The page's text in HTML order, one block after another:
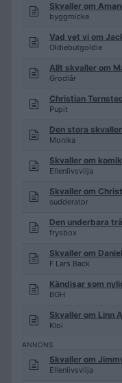
Skvaller om
byggmicke
Vad vet vi om
Oldiebutgoldie
Allt skvaller om
Grodlår
Christian
Pupit
Den stora
Monika
Skvaller om
Ellenlivsvilja
Skvaller om
sudderator
Den underbara
frysbox
Skvaller om
F Lars Back
Kändisar som
BGH
Skvaller om Linn
Kloi
Skvaller om
Ellenlivsvilja